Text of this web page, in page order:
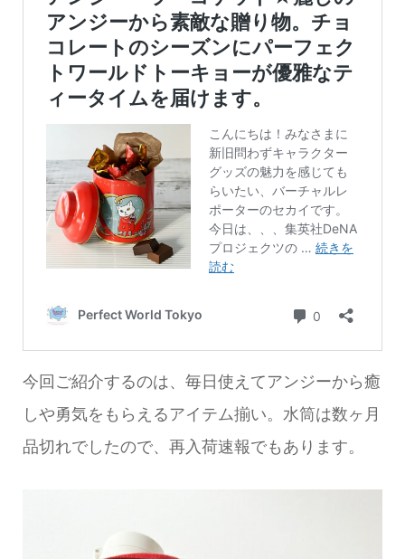
今回ご紹介するのは、毎日使えてアンジーから癒
しや勇気をもらえるアイテム揃い。水筒は数ヶ月
品切れでしたので、再入荷速報でもあります。